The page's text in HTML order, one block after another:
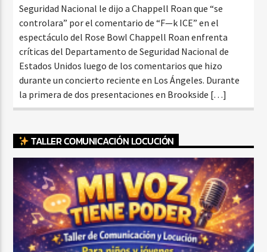
Seguridad Nacional le dijo a Chappell Roan que “se
controlara” por el comentario de “F—k ICE” en el
espectáculo del Rose Bowl Chappell Roan enfrenta
críticas del Departamento de Seguridad Nacional de
Estados Unidos luego de los comentarios que hizo
durante un concierto reciente en Los Ángeles. Durante
la primera de dos presentaciones en Brookside […]
TALLER COMUNICACIÓN LOCUCIÓN